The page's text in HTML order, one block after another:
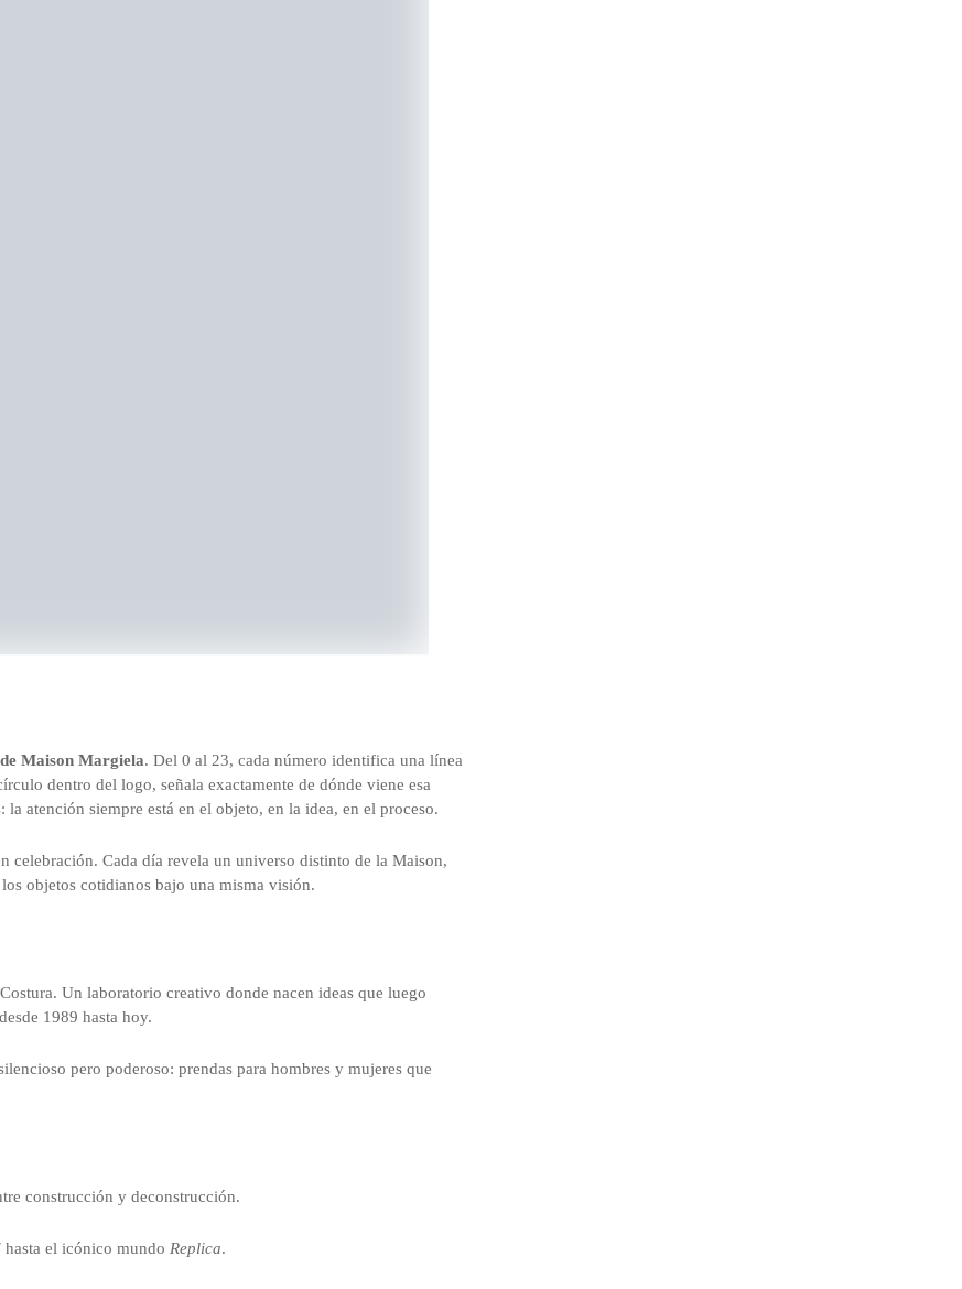
Maison Margiela. Del 0 al 23, cada número identifica una línea
dentro del logo, señala exactamente de dónde viene esa
atención siempre está en el objeto, en la idea, en el proceso.
Cada día revela un universo distinto de la Maison,
objetos cotidianos bajo una misma visión.
Un laboratorio creativo donde nacen ideas que luego
1989 hasta hoy.
pero poderoso: prendas para hombres y mujeres que
construcción y deconstrucción.
hasta el icónico mundo Replica.